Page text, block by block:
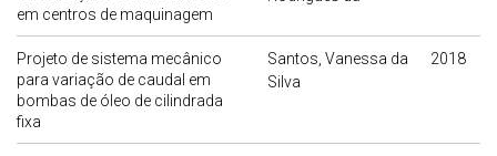
em centros de maquinagem
Projeto de sistema mecânico
para variação de caudal em
bombas de óleo de cilindrada
fixa
Santos, Vanessa da
Silva
2018